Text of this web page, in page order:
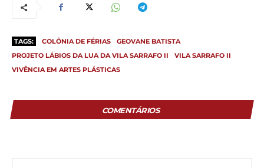
TAGS: COLÔNIA DE FÉRIAS
GEOVANE BATISTA
PROJETO LÁBIOS DA LUA DA VILA SARRAFO II
VILA SARRAFO II
VIVÊNCIA EM ARTES PLÁSTICAS
COMENTÁRIOS